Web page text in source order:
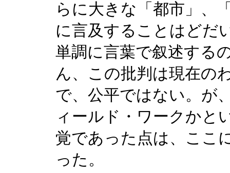
らに大きな「都市」、
に言及することはどだ
単調に言葉で叙述する
ん、この批判は現在の
で、公平ではない。が
ィールド・ワークかと
覚であった点は、ここ
った。